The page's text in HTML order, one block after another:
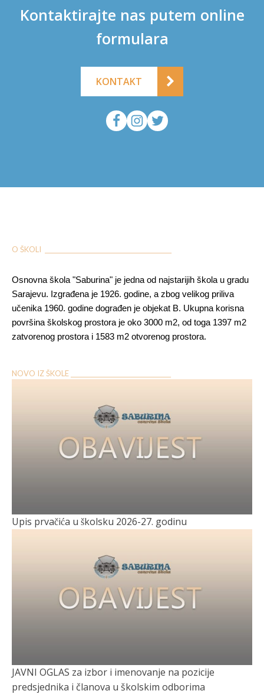
Kontaktirajte nas putem online
formulara
KONTAKT
O ŠKOLI ___________________________________________
Osnovna škola "Saburina" je jedna od najstarijih škola u gradu
Sarajevu. Izgrađena je 1926. godine, a zbog velikog priliva
učenika 1960. godine dograđen je objekat B. Ukupna korisna
površina školskog prostora je oko 3000 m2, od toga 1397 m2
zatvorenog prostora i 1583 m2 otvorenog prostora.
NOVO IZ ŠKOLE __________________________________
Upis prvačića u školsku 2026-27. godinu
JAVNI OGLAS za izbor i imenovanje na pozicije
predsjednika i članova u školskim odborima